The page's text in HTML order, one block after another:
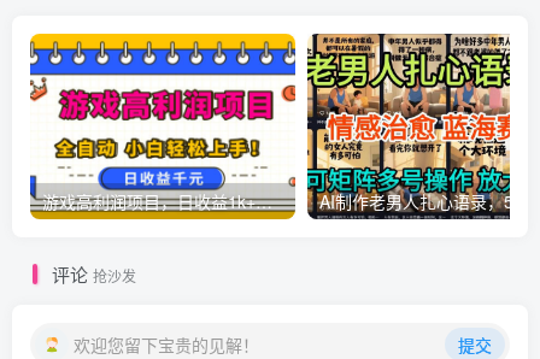
游戏高利润项目，日收益1k+，全自动，无需值守，解放双手，小白轻松上手【揭秘】
评论 抢沙发
欢迎您留下宝贵的见解！ 提交